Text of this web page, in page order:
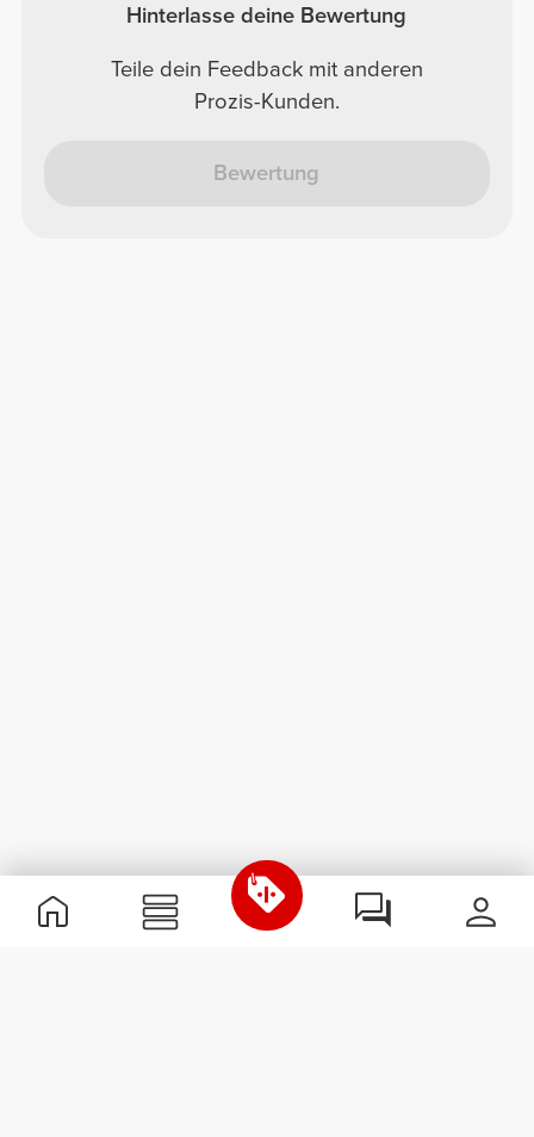
Hinterlasse deine Bewertung
Teile dein Feedback mit anderen
Prozis-Kunden.
Bewertung